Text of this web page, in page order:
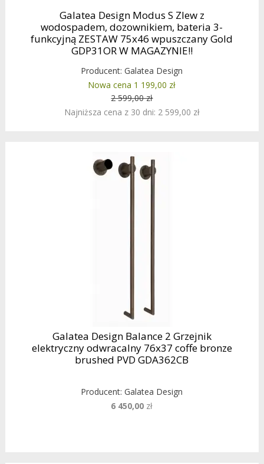
Galatea Design Modus S Zlew z
wodospadem, dozownikiem, bateria 3-
funkcyjną ZESTAW 75x46 wpuszczany Gold
GDP31OR W MAGAZYNIE!!
Producent:Galatea Design
Nowa cena 1 199,00 zł
2 599,00 zł
Najniższa cena z 30 dni: 2 599,00 zł
Galatea Design Balance 2 Grzejnik
elektryczny odwracalny 76x37 coffe bronze
brushed PVD GDA362CB
Producent:Galatea Design
6 450,00 zł